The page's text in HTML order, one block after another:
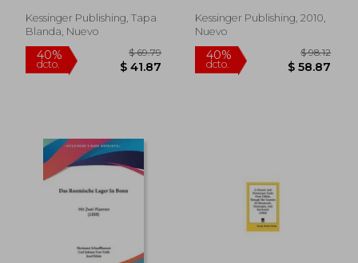
45%
dcto. $ 30.83
40%
dcto. $
1902 Sur Les
Re`glements De
Francés)
Kessinger Publishing, Tapa
Blanda, Nuevo
islands (1882) (en
Inglés)
Kessinger Publishing, 2010,
Nuevo